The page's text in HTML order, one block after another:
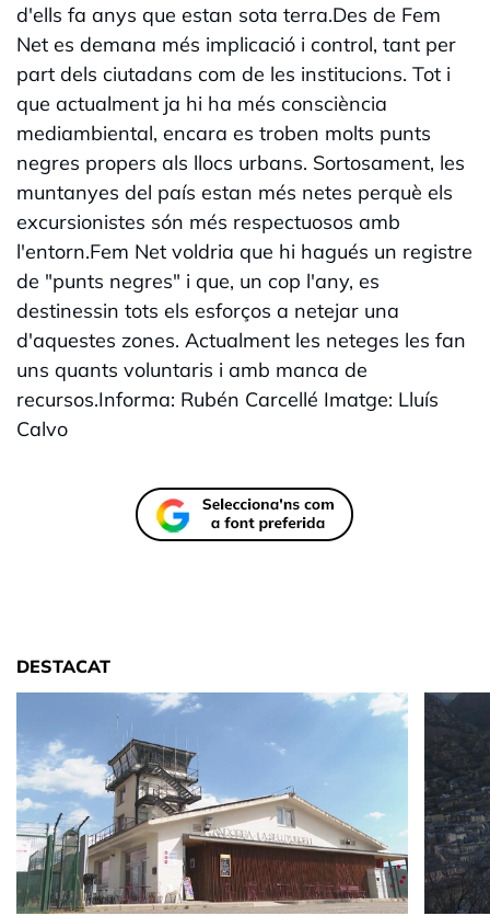
d'ells fa anys que estan sota terra.Des de Fem
Net es demana més implicació i control, tant per
part dels ciutadans com de les institucions. Tot i
que actualment ja hi ha més consciència
mediambiental, encara es troben molts punts
negres propers als llocs urbans. Sortosament, les
muntanyes del país estan més netes perquè els
excursionistes són més respectuosos amb
l'entorn.Fem Net voldria que hi hagués un registre
de "punts negres" i que, un cop l'any, es
destinessin tots els esforços a netejar una
d'aquestes zones. Actualment les neteges les fan
uns quants voluntaris i amb manca de
recursos.Informa: Rubén Carcellé Imatge: Lluís
Calvo
DESTACAT